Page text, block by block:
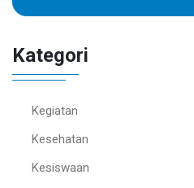
Kategori
Kegiatan
Kesehatan
Kesiswaan